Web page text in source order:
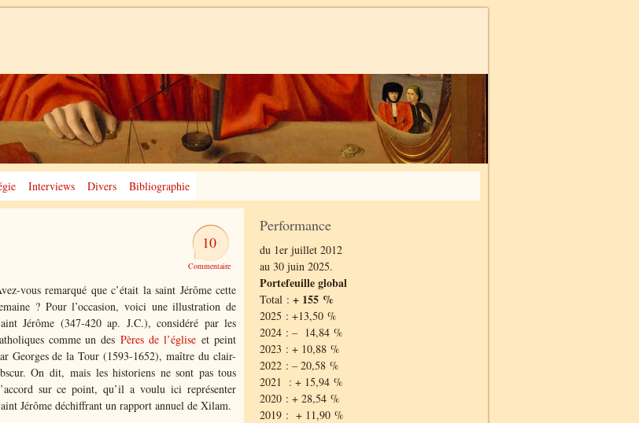
Interviews Divers Bibliographie
10
vous remarqué que c’était la saint Jérôme cette
? Pour l’occasion, voici une illustration de
Jérôme (347-420 ap. J.C.), considéré par les
comme un desPères de l’église et peint
Georges de la Tour (1593-1652), maître du clair-
On dit, mais les historiens ne sont pas tous
sur ce point, qu’il a voulu ici représenter
Jérôme déchiffrant un rapport annuel de Xilam.
Performance
du 1er juillet 2012
au 30 juin 2025.
Portefeuille global
Total : + 155 %
2025 : +13,50 %
2024 : – 14,84 %
2023 : + 10,88 %
2022 : – 20,58 %
2021 : + 15,94 %
2020 : + 28,54 %
2019 : + 11,90 %